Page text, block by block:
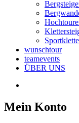
wunschtour
teamevents
ÜBER UNS
Mein Konto